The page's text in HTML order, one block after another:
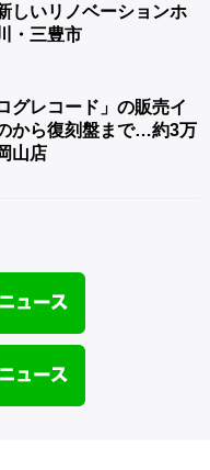
しいリノベーションホ
・三豊市
グレコード」の販売イ
から復刻盤まで…約3万
山店